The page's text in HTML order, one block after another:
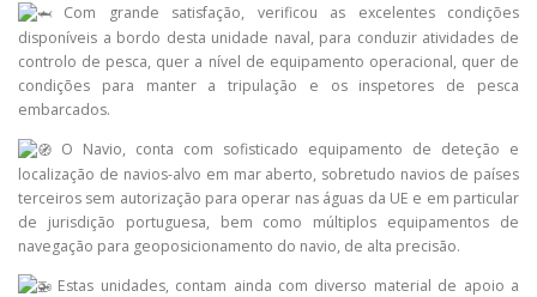
Com grande satisfação, verificou as excelentes condições
disponíveis a bordo desta unidade naval, para conduzir atividades de
controlo de pesca, quer a nível de equipamento operacional, quer de
condições para manter a tripulação e os inspetores de pesca
embarcados.
O Navio, conta com sofisticado equipamento de deteção e
localização de navios-alvo em mar aberto, sobretudo navios de países
terceiros sem autorização para operar nas águas da UE e em particular
de jurisdição portuguesa, bem como múltiplos equipamentos de
navegação para geoposicionamento do navio, de alta precisão.
Estas unidades, contam ainda com diverso material de apoio a